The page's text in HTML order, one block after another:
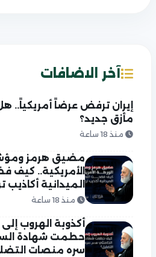
آخر الاضافات
إيران ترفض عرضاً أمريكياً..
مأزق جديد؟
منذ 18 ساعة
مضيق هرمز
الأمريكية.. كيف
الميدانية أكاذيب
منذ 18 ساعة
أكذوبة الهروب
حطمت شهادة
سره منصات